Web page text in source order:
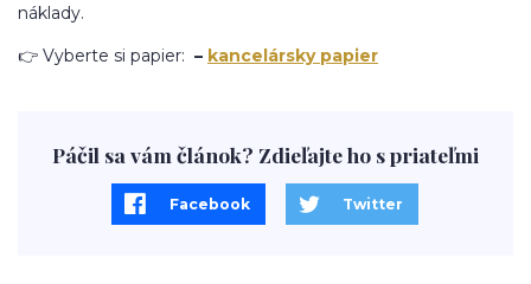
náklady.
👉 Vyberte si papier: – kancelársky papier
Páčil sa vám článok? Zdieľajte ho s priateľmi
Facebook Twitter